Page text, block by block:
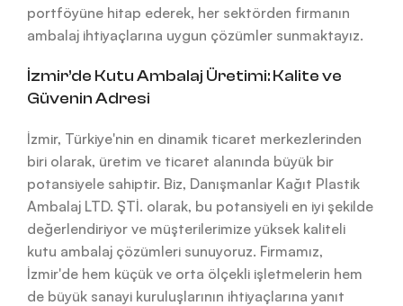
portföyüne hitap ederek, her sektörden firmanın
ambalaj ihtiyaçlarına uygun çözümler sunmaktayız.
İzmir’de Kutu Ambalaj Üretimi: Kalite ve
Güvenin Adresi
İzmir, Türkiye'nin en dinamik ticaret merkezlerinden
biri olarak, üretim ve ticaret alanında büyük bir
potansiyele sahiptir. Biz, Danışmanlar Kağıt Plastik
Ambalaj LTD. ŞTİ. olarak, bu potansiyeli en iyi şekilde
değerlendiriyor ve müşterilerimize yüksek kaliteli
kutu ambalaj çözümleri sunuyoruz. Firmamız,
İzmir'de hem küçük ve orta ölçekli işletmelerin hem
de büyük sanayi kuruluşlarının ihtiyaçlarına yanıt